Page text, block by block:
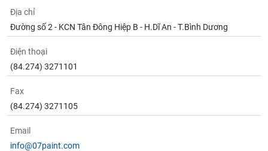
Địa chỉ
Đường số 2 - KCN Tân Đông Hiệp B - H.Dĩ An - T.Bình Dương
Điện thoại
(84.274) 3271101
Fax
(84.274) 3271105
Email
info@07paint.com
Tất cả
Lãnh
đạo
(-)
Tất cả
tức
(-)